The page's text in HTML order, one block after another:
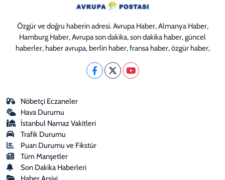
Özgür ve doğru haberin adresi. Avrupa Haber, Almanya Haber,
Hamburg Haber, Avrupa son dakika, son dakika haber, güncel
haberler, haber avrupa, berlin haber, fransa haber, özgür haber,
Nöbetçi Eczaneler
Hava Durumu
İstanbul Namaz Vakitleri
Trafik Durumu
Puan Durumu ve Fikstür
Tüm Manşetler
Son Dakika Haberleri